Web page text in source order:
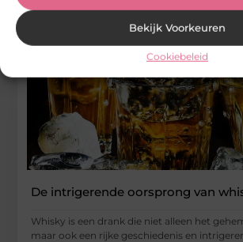
Bekijk Voorkeuren
Cookiebeleid
De intrigerende oorsprong van
Whisky is een drank die niet alleen het
maar ook een rijke geschiedenis en